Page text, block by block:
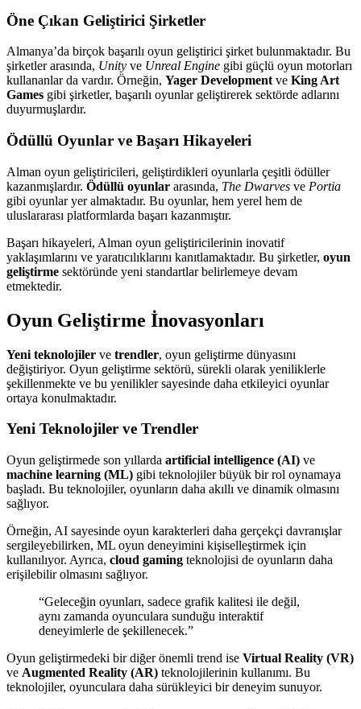
Öne Çıkan Geliştirici Şirketler
Almanya’da birçok başarılı oyun geliştirici şirket bulunmaktadır. Bu
şirketler arasında, Unity ve Unreal Engine gibi güçlü oyun motorları
kullananlar da vardır. Örneğin, Yager Developmentve King Art
Games gibi şirketler, başarılı oyunlar geliştirerek sektörde adlarını
duyurmuşlardır.
Ödüllü Oyunlar ve Başarı Hikayeleri
Alman oyun geliştiricileri, geliştirdikleri oyunlarla çeşitli ödüller
kazanmışlardır. Ödüllü oyunlar arasında, The Dwarves ve Portia
gibi oyunlar yer almaktadır. Bu oyunlar, hem yerel hem de
uluslararası platformlarda başarı kazanmıştır.
Başarı hikayeleri, Alman oyun geliştiricilerinin inovatif
yaklaşımlarını ve yaratıcılıklarını kanıtlamaktadır. Bu şirketler, oyun
geliştirme sektöründe yeni standartlar belirlemeye devam
etmektedir.
Oyun Geliştirme İnovasyonları
Yeni teknolojiler ve trendler, oyun geliştirme dünyasını
değiştiriyor. Oyun geliştirme sektörü, sürekli olarak yeniliklerle
şekillenmekte ve bu yenilikler sayesinde daha etkileyici oyunlar
ortaya konulmaktadır.
Yeni Teknolojiler ve Trendler
Oyun geliştirmede son yıllarda artificial intelligence (AI) ve
machine learning (ML) gibi teknolojiler büyük bir rol oynamaya
başladı. Bu teknolojiler, oyunların daha akıllı ve dinamik olmasını
sağlıyor.
Örneğin, AI sayesinde oyun karakterleri daha gerçekçi davranışlar
sergileyebilirken, ML oyun deneyimini kişiselleştirmek için
kullanılıyor. Ayrıca, cloud gaming teknolojisi de oyunların daha
erişilebilir olmasını sağlıyor.
“Geleceğin oyunları, sadece grafik kalitesi ile değil,
aynı zamanda oyunculara sunduğu interaktif
deneyimlerle de şekillenecek.”
Oyun geliştirmedeki bir diğer önemli trend ise Virtual Reality (VR)
ve Augmented Reality (AR) teknolojilerinin kullanımı. Bu
teknolojiler, oyunculara daha sürükleyici bir deneyim sunuyor.